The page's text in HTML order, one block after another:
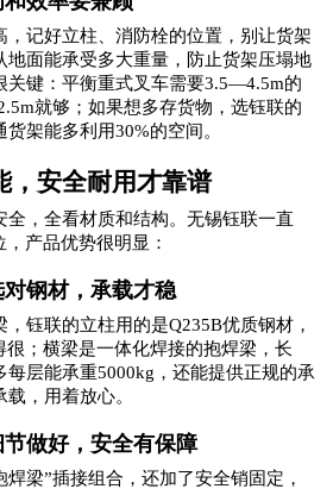
，记好立柱、消防栓的位置，别让货架
地面能承受多大重量，防止货架压塌地
键：平衡重式叉车需要3.5—4.5m的
就够；如果想多存货物，选钰联的
架能多利用30%的空间。
，安全耐用才靠谱
全，全看材质和结构。无锡钰联一直
产品优势很明显：
钢材，承载才稳
钰联的立柱用的是Q235B优质钢材，
很；横梁是一体化焊接的抱焊梁，长
每层能承重5000kg，还能提供正规的承
，用着放心。
做好，安全有保障
梁”插接组合，还加了安全销固定，